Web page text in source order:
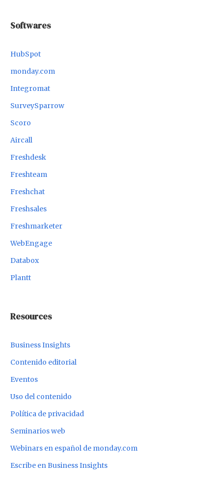
Softwares
HubSpot
monday.com
Integromat
SurveySparrow
Scoro
Aircall
Freshdesk
Freshteam
Freshchat
Freshsales
Freshmarketer
WebEngage
Databox
Plantt
Resources
Business Insights
Contenido editorial
Eventos
Uso del contenido
Política de privacidad
Seminarios web
Webinars en español de monday.com
Escribe en Business Insights